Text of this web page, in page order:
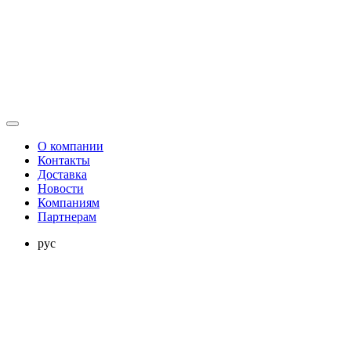
О компании
Контакты
Доставка
Новости
Компаниям
Партнерам
рус